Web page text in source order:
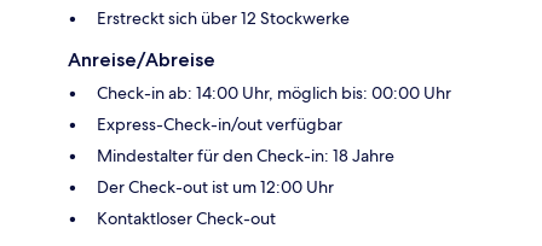
Erstreckt sich über 12 Stockwerke
Anreise/Abreise
Check-in ab: 14:00 Uhr, möglich bis: 00:00 Uhr
Express-Check-in/out verfügbar
Mindestalter für den Check-in: 18 Jahre
Der Check-out ist um 12:00 Uhr
Kontaktloser Check-out